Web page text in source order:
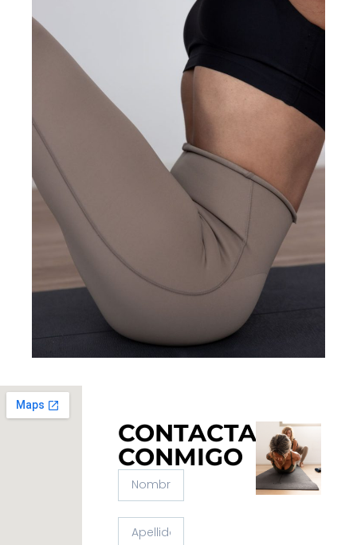
CONTACTA
CONMIGO